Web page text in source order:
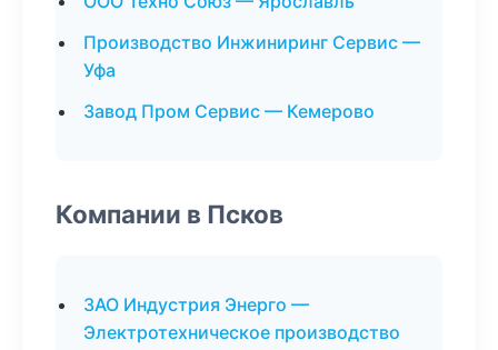
Производство Инжиниринг Сервис —
Уфа
Завод Пром Сервис — Кемерово
Компании в Псков
ЗАО Индустрия Энерго —
Электротехническое производство